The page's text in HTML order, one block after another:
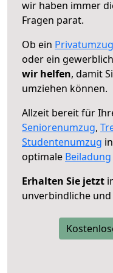
wir haben immer
Fragen parat.
Ob ein Privatumzug
oder ein
wir helfen, damit
umziehen können.
Allzeit bereit für
Seniorenumzug,
Studentenumzug
optimale Beiladung
Erhalten Sie jetzt
unverbindliche